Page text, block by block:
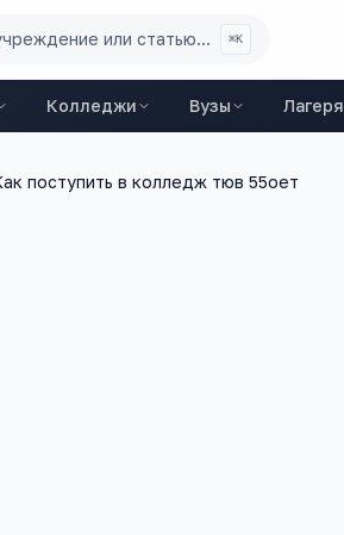
или статью... ⌘K
Колледжи Вузы Лагеря
поступить в колледж тюв 55оет